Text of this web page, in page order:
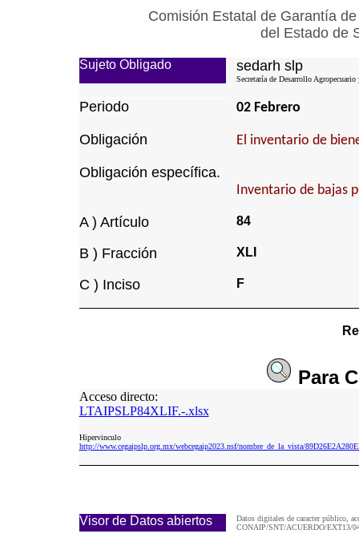
Comisión Estatal de Garantía
del Estado de
Sujeto Obligado sedarh slp
Secretaría de Desarrollo
Periodo 02 Febrero
Obligación El inventario de
Obligación específica.
Inventario de bajas
A ) Artículo 84
B ) Fracción XLI
C ) Inciso F
Para
Acceso directo:
LTAIPSLP84XLIF.-.xlsx
Hipervinculo
http://www.cegaipslp.org.mx/webcegaip2023.nsf/nombre_de_la_vista/
Visor de Datos abiertos
Datos digitales de caracter público,
CONAIP/SNT/ACUERDO/EXT13/